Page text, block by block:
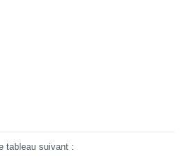
tableau suivant :